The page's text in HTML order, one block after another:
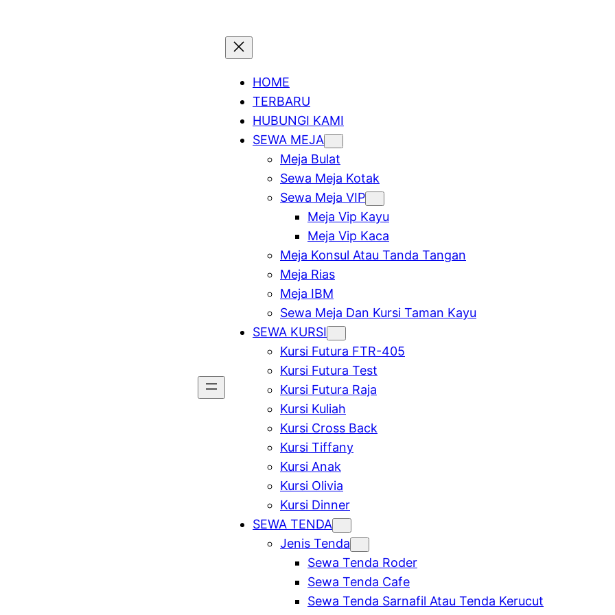
HOME
TERBARU
HUBUNGI KAMI
SEWA MEJA
Meja Bulat
Sewa Meja Kotak
Sewa Meja VIP
Meja Vip Kayu
Meja Vip Kaca
Meja Konsul Atau Tanda Tangan
Meja Rias
Meja IBM
Sewa Meja Dan Kursi Taman Kayu
SEWA KURSI
Kursi Futura FTR-405
Kursi Futura Test
Kursi Futura Raja
Kursi Kuliah
Kursi Cross Back
Kursi Tiffany
Kursi Anak
Kursi Olivia
Kursi Dinner
SEWA TENDA
Jenis Tenda
Sewa Tenda Roder
Sewa Tenda Cafe
Sewa Tenda Sarnafil Atau Tenda Kerucut